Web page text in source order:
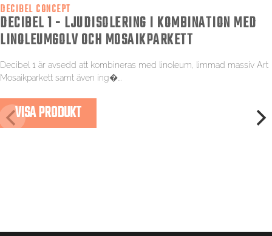
DECIBEL CONCEPT
DECIBEL 1 - LJUDISOLERING I KOMBINATION MED
LINOLEUMGOLV OCH MOSAIKPARKETT
Decibel 1 är avsedd att kombineras med linoleum, limmad massiv Art
Mosaikparkett samt även ing�...
VISA PRODUKT